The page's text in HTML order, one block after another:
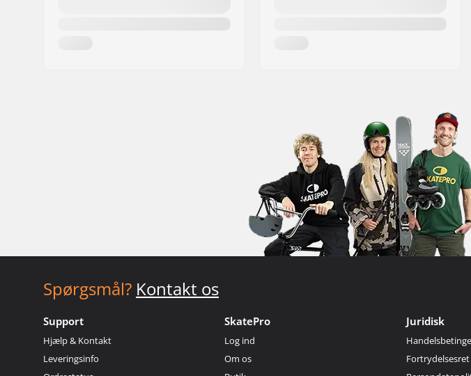
Spørgsmål? Kontakt os
Support
Hjælp & Kontakt
Leveringsinfo
SkatePro
Log ind
Om os
Juridisk
Fortrydelsesret